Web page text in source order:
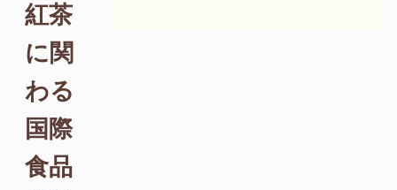
紅茶
に関
わる
国際
食品